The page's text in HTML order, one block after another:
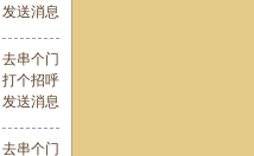
发送消息
去串个门
打个招呼
发送消息
去串个门